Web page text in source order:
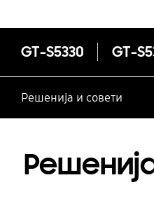
GT-S5330 GT-
Решенија и совети